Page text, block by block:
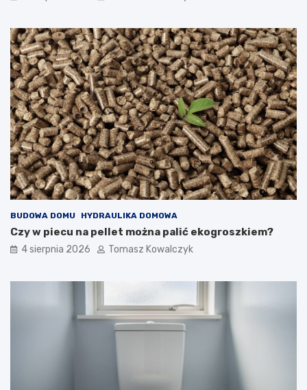
BUDOWA DOMU HYDRAULIKA DOMOWA
Czy w piecu na pellet można palić ekogroszkiem?
4 sierpnia 2026 Tomasz Kowalczyk